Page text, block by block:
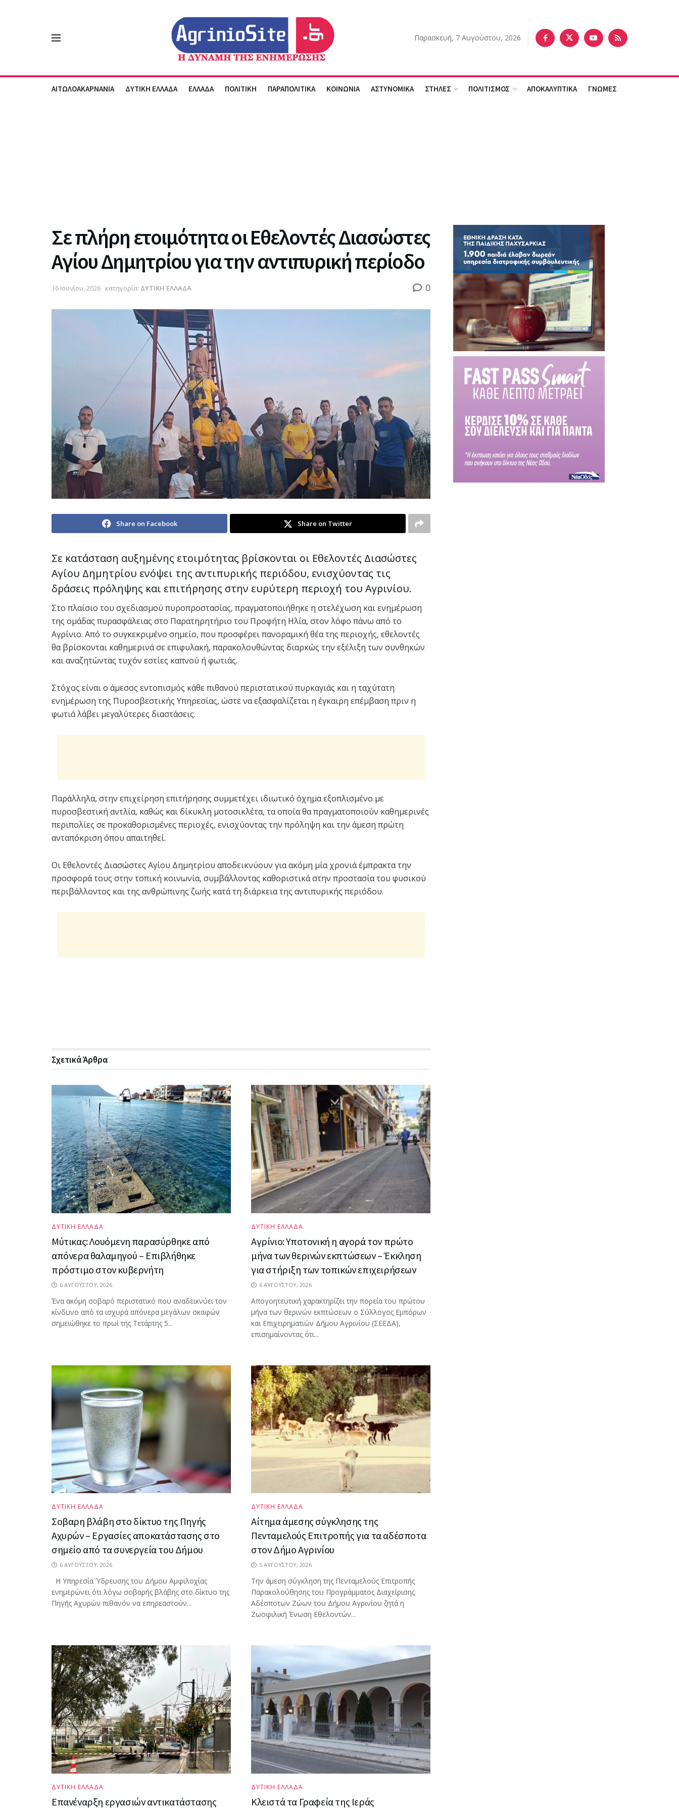
Παρασκευή, 7 Αυγούστου, 2026
ΑΙΤΩΛΟΑΚΑΡΝΑΝΙΑ ΔΥΤΙΚΗ ΕΛΛΑΔΑ ΕΛΛΑΔΑ ΠΟΛΙΤΙΚΗ ΠΑΡΑΠΟΛΙΤΙΚΑ ΚΟΙΝΩΝΙΑ ΑΣΤΥΝΟΜΙΚΑ ΣΤΗΛΕΣ ΠΟΛΙΤΙΣΜΟΣ ΑΠΟΚΑΛΥΠΤΙΚΑ ΓΝΩΜΕΣ
Σε πλήρη ετοιμότητα οι Εθελοντές Διασώστες
Αγίου Δημητρίου για την αντιπυρική περίοδο
16 Ιουνίου, 2026 κατηγορία: ΔΥΤΙΚΗ ΕΛΛΑΔΑ 0
Share on Facebook Share on Twitter
Σε κατάσταση αυξημένης ετοιμότητας βρίσκονται οι Εθελοντές Διασώστες
Αγίου Δημητρίου ενόψει της αντιπυρικής περιόδου, ενισχύοντας τις
δράσεις πρόληψης και επιτήρησης στην ευρύτερη περιοχή του Αγρινίου.
Στο πλαίσιο του σχεδιασμού πυροπροστασίας, πραγματοποιήθηκε η στελέχωση και ενημέρωση
της ομάδας πυρασφάλειας στο Παρατηρητήριο του Προφήτη Ηλία, στον λόφο πάνω από το
Αγρίνιο. Από το συγκεκριμένο σημείο, που προσφέρει πανοραμική θέα της περιοχής, εθελοντές
θα βρίσκονται καθημερινά σε επιφυλακή, παρακολουθώντας διαρκώς την εξέλιξη των συνθηκών
και αναζητώντας τυχόν εστίες καπνού ή φωτιάς.
Στόχος είναι ο άμεσος εντοπισμός κάθε πιθανού περιστατικού πυρκαγιάς και η ταχύτατη
ενημέρωση της Πυροσβεστικής Υπηρεσίας, ώστε να εξασφαλίζεται η έγκαιρη επέμβαση πριν η
φωτιά λάβει μεγαλύτερες διαστάσεις.
Παράλληλα, στην επιχείρηση επιτήρησης συμμετέχει ιδιωτικό όχημα εξοπλισμένο με
πυροσβεστική αντλία, καθώς και δίκυκλη μοτοσικλέτα, τα οποία θα πραγματοποιούν καθημερινές
περιπολίες σε προκαθορισμένες περιοχές, ενισχύοντας την πρόληψη και την άμεση πρώτη
ανταπόκριση όπου απαιτηθεί.
Οι Εθελοντές Διασώστες Αγίου Δημητρίου αποδεικνύουν για ακόμη μία χρονιά έμπρακτα την
προσφορά τους στην τοπική κοινωνία, συμβάλλοντας καθοριστικά στην προστασία του φυσικού
περιβάλλοντος και της ανθρώπινης ζωής κατά τη διάρκεια της αντιπυρικής περιόδου.
ΣχετικάΆρθρα
ΔΥΤΙΚΗ ΕΛΛΑΔΑ
Μύτικας: Λουόμενη παρασύρθηκε από
απόνερα θαλαμηγού – Επιβλήθηκε
πρόστιμο στον κυβερνήτη
6 ΑΥΓΟΎΣΤΟΥ, 2026
Ένα ακόμη σοβαρό περιστατικό που αναδεικνύει τον
κίνδυνο από τα ισχυρά απόνερα μεγάλων σκαφών
σημειώθηκε το πρωί της Τετάρτης 5...
ΔΥΤΙΚΗ ΕΛΛΑΔΑ
Αγρίνιο: Υποτονική η αγορά τον πρώτο
μήνα των θερινών εκπτώσεων – Έκκληση
για στήριξη των τοπικών επιχειρήσεων
6 ΑΥΓΟΎΣΤΟΥ, 2026
Απογοητευτική χαρακτηρίζει την πορεία του πρώτου
μήνα των θερινών εκπτώσεων ο Σύλλογος Εμπόρων
και Επιχειρηματιών Δήμου Αγρινίου (ΣΕΕΔΑ),
επισημαίνοντας ότι...
ΔΥΤΙΚΗ ΕΛΛΑΔΑ
Σοβαρη βλάβη στο δίκτυο της Πηγής
Αχυρών – Εργασίες αποκατάστασης στο
σημείο από τα συνεργεία του Δήμου
6 ΑΥΓΟΎΣΤΟΥ, 2026
Η Υπηρεσία Ύδρευσης του Δήμου Αμφιλοχίας
ενημερώνει ότι λόγω σοβαρής βλάβης στο δίκτυο της
Πηγής Αχυρών πιθανόν να επηρεαστούν...
ΔΥΤΙΚΗ ΕΛΛΑΔΑ
Αίτημα άμεσης σύγκλησης της
Πενταμελούς Επιτροπής για τα αδέσποτα
στον Δήμο Αγρινίου
5 ΑΥΓΟΎΣΤΟΥ, 2026
Την άμεση σύγκληση της Πενταμελούς Επιτροπής
Παρακολούθησης του Προγράμματος Διαχείρισης
Αδέσποτων Ζώων του Δήμου Αγρινίου ζητά η
Ζωοφιλική Ένωση Εθελοντών...
ΔΥΤΙΚΗ ΕΛΛΑΔΑ
Επανέναρξη εργασιών αντικατάστασης
ΔΥΤΙΚΗ ΕΛΛΑΔΑ
Κλειστά τα Γραφεία της Ιεράς